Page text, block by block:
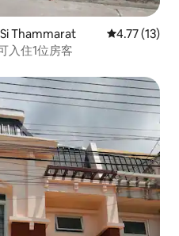
Thammarat 平均评分
4.77 (13)
入住1位房客